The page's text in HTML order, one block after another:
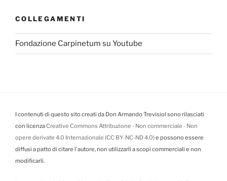
COLLEGAMENTI
Fondazione Carpinetum su Youtube
I contenuti di questo sito creati da Don Armando Trevisiol sono rilasciati
con licenzaCreative Commons Attribuzione - Non commerciale - Non
opere derivate 4.0 Internazionale (CC BY-NC-ND 4.0)e possono essere
diffusi a patto di citare l'autore, non utilizzarli a scopi commerciali e non
modificarli.